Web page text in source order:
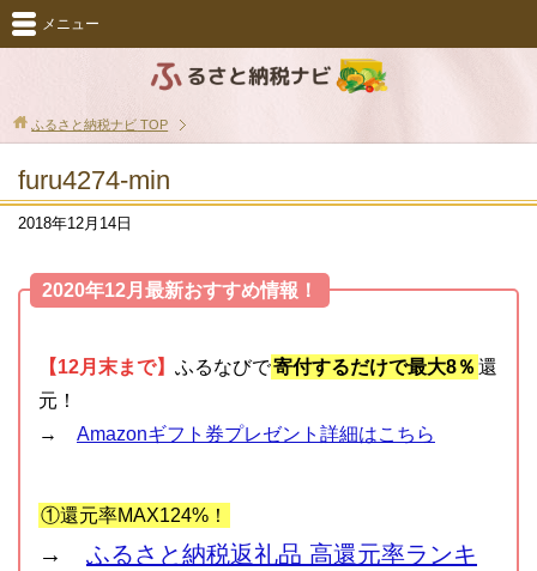
メニュー
ふるさと納税ナビ TOP
furu4274-min
2018年12月14日
2020年12月最新おすすめ情報！
【12月末まで】 ふるなびで寄付するだけで最大8％ 還
元！
→ Amazonギフト券プレゼント詳細はこちら
①還元率MAX124%！
→ ふるさと納税返礼品 高還元率ランキ